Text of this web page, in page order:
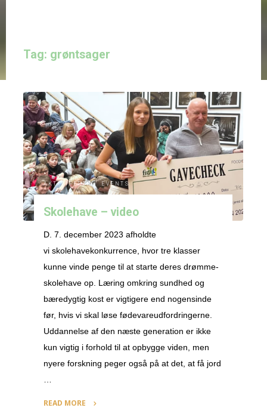
Tag: grøntsager
AKTIVITETER / EVENTS
Skolehave – video
D. 7. december 2023 afholdte
vi skolehavekonkurrence, hvor tre klasser
kunne vinde penge til at starte deres drømme-
skolehave op. Læring omkring sundhed og
bæredygtig kost er vigtigere end nogensinde
før, hvis vi skal løse fødevareudfordringerne.
Uddannelse af den næste generation er ikke
kun vigtig i forhold til at opbygge viden, men
nyere forskning peger også på at det, at få jord
READ MORE